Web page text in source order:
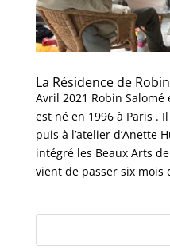
La Résidence de
Avril 2021 Robin
est né en 1996 à Paris .
puis à l’atelier d’Anette
intégré les Beaux Arts
vient de passer six mois